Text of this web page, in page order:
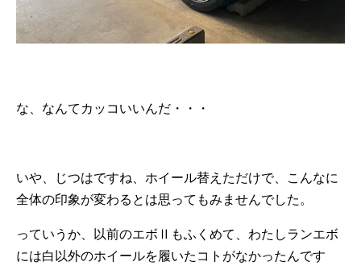
な、なんてカッコいいんだ・・・
いや、じつはですね、ホイール替えただけで、こんなに
全体の印象が変わるとは思ってもみませんでした。
っていうか、以前のエボⅡもふくめて、わたしランエボ
には白以外のホイールを履いたコトがなかったんです